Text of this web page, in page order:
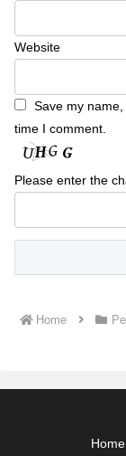
Website
Save my
time I comment.
Please enter the
Home
Home